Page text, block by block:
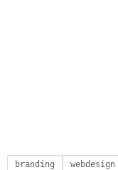
branding webdesign